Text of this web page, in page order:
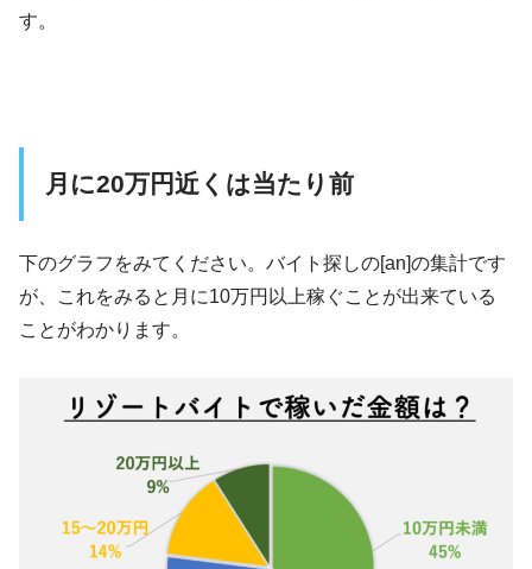
す。
月に20万円近くは当たり前
下のグラフをみてください。バイト探しの[an]の集計です
が、これをみると月に10万円以上稼ぐことが出来ている
ことがわかります。